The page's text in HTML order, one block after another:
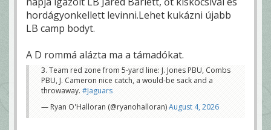
hordágyonkellett levinni.Lehet kukázni újabb
LB camp bodyt.
A D rommá alázta ma a támadókat.
3. Team red zone from 5-yard line: J. Jones PBU, Combs
PBU, J. Cameron nice catch, a would-be sack and a
throwaway. #Jaguars
— Ryan O'Halloran (@ryanohalloran)August 4, 2026